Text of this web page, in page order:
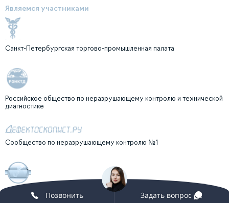
Являемся участниками
Санкт-Петербургская торгово-промышленная палата
Российское общество по неразрушающему контролю и технической
диагностике
Сообщество по неразрушающему контролю №1
Клуб профессионалов неразрушающего контроля "ГУРВИЧ-КЛУБ"
Позвонить Задать вопрос